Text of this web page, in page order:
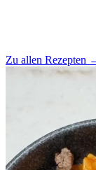
Zu allen Rezepten